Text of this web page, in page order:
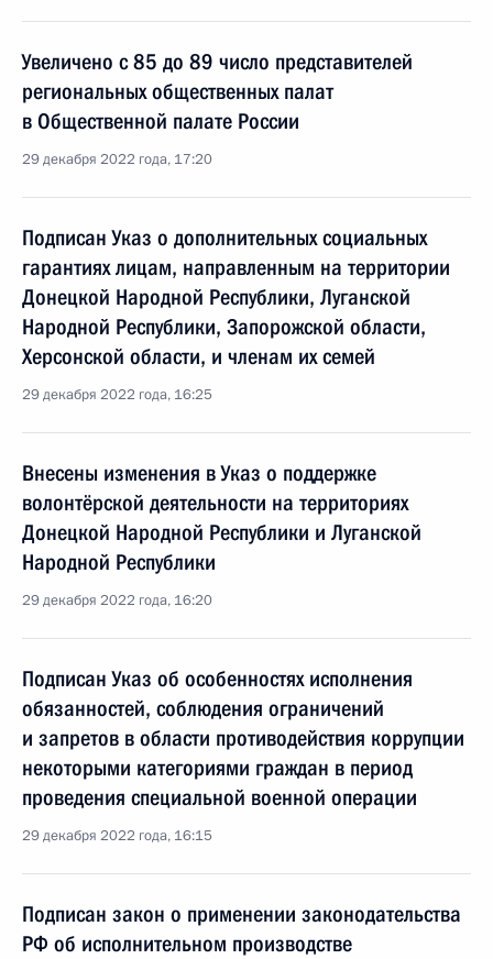
Увеличено с 85 до 89 число представителей
региональных общественных палат
в Общественной палате России
29 декабря 2022 года, 17:20
Подписан Указ о дополнительных социальных
гарантиях лицам, направленным на территории
Донецкой Народной Республики, Луганской
Народной Республики, Запорожской области,
Херсонской области, и членам их семей
29 декабря 2022 года, 16:25
Внесены изменения в Указ о поддержке
волонтёрской деятельности на территориях
Донецкой Народной Республики и Луганской
Народной Республики
29 декабря 2022 года, 16:20
Подписан Указ об особенностях исполнения
обязанностей, соблюдения ограничений
и запретов в области противодействия коррупции
некоторыми категориями граждан в период
проведения специальной военной операции
29 декабря 2022 года, 16:15
Подписан закон о применении законодательства
РФ об исполнительном производстве